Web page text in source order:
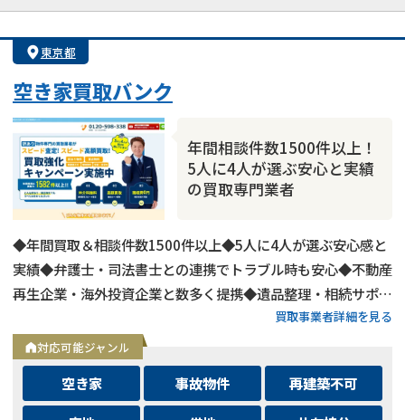
東京都
空き家買取バンク
年間相談件数1500件以上！
5人に4人が選ぶ安心と実績
の買取専門業者
◆年間買取＆相談件数1500件以上◆5人に4人が選ぶ安心感と
実績◆弁護士・司法書士との連携でトラブル時も安心◆不動産
再生企業・海外投資企業と数多く提携◆遺品整理・相続サポー
トも可能◆メールとLINEは24時間相談受付中買取事業者詳細を見る
対応可能ジャンル
空き家 事故物件
再建築不可
訳あり物件のお悩みならこちら
営業時間外
0120-543-191 メール